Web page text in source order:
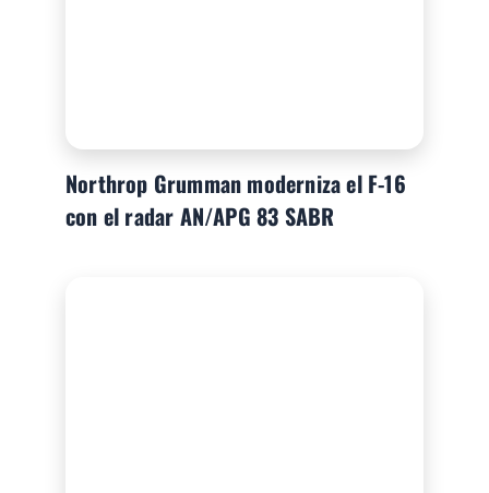
Northrop Grumman moderniza el F-16
con el radar AN/APG 83 SABR